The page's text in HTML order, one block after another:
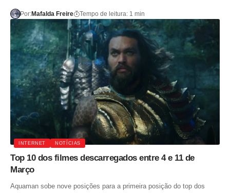
Por:Mafalda Freire Tempo de leitura: 1 min
INTERNET NOTÍCIAS
Top 10 dos filmes descarregados entre 4 e 11 de
Março
Aquaman sobe nove posições para a primeira posição do top dos